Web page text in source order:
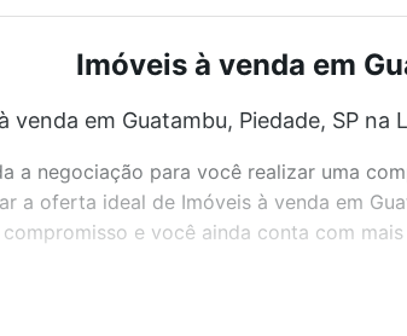
Imóveis à venda em
venda em Guatambu, Piedade, SP na
a negociação para você realizar uma
a oferta ideal de Imóveis à venda em
e você ainda conta com